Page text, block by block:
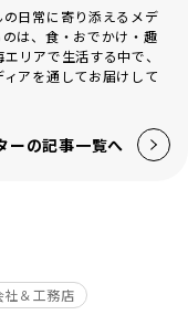
日常に寄り添えるメデ
は、食・おでかけ・趣
リアで生活する中で、
アを通してお届けして
ーの記事一覧へ
社＆工務店